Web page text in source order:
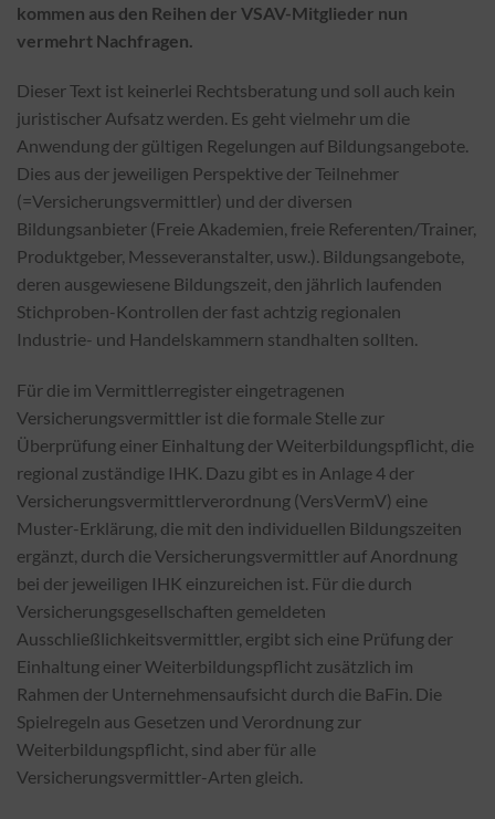
kommen aus den Reihen der VSAV-Mitglieder nun
vermehrt Nachfragen.
Dieser Text ist keinerlei Rechtsberatung und soll auch kein
juristischer Aufsatz werden. Es geht vielmehr um die
Anwendung der gültigen Regelungen auf Bildungsangebote.
Dies aus der jeweiligen Perspektive der Teilnehmer
(=Versicherungsvermittler) und der diversen
Bildungsanbieter (Freie Akademien, freie Referenten/Trainer,
Produktgeber, Messeveranstalter, usw.). Bildungsangebote,
deren ausgewiesene Bildungszeit, den jährlich laufenden
Stichproben-Kontrollen der fast achtzig regionalen
Industrie- und Handelskammern standhalten sollten.
Für die im Vermittlerregister eingetragenen
Versicherungsvermittler ist die formale Stelle zur
Überprüfung einer Einhaltung der Weiterbildungspflicht, die
regional zuständige IHK. Dazu gibt es in Anlage 4 der
Versicherungsvermittlerverordnung (VersVermV) eine
Muster-Erklärung, die mit den individuellen Bildungszeiten
ergänzt, durch die Versicherungsvermittler auf Anordnung
bei der jeweiligen IHK einzureichen ist. Für die durch
Versicherungsgesellschaften gemeldeten
Ausschließlichkeitsvermittler, ergibt sich eine Prüfung der
Einhaltung einer Weiterbildungspflicht zusätzlich im
Rahmen der Unternehmensaufsicht durch die BaFin. Die
Spielregeln aus Gesetzen und Verordnung zur
Weiterbildungspflicht, sind aber für alle
Versicherungsvermittler-Arten gleich.